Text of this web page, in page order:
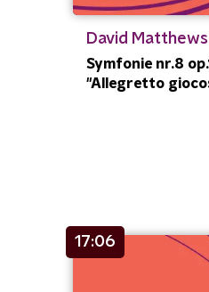
David Matthews
Symfonie nr.8
"Allegretto
17:06